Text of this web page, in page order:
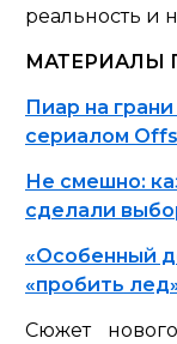
реальность и
МАТЕРИАЛЫ
Пиар на
сериалом
Не смешно:
сделали
«Особенный
«пробить
Сюжет